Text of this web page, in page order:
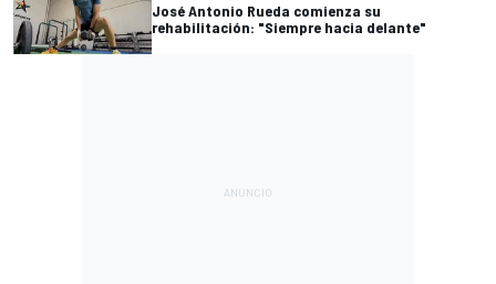
José Antonio Rueda comienza su
rehabilitación: "Siempre hacia delante"